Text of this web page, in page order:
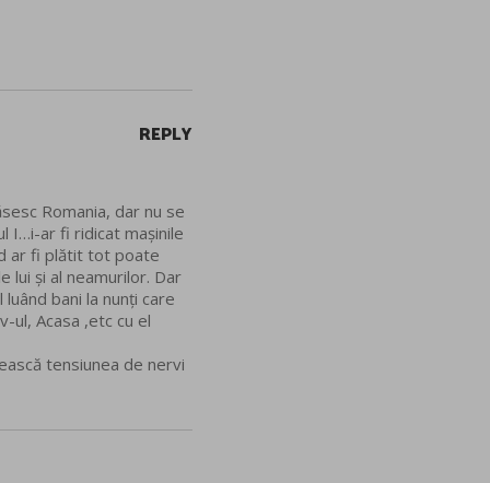
REPLY
Romania, dar nu se
I…i-ar fi ridicat mașinile
ar fi plătit tot poate
lui și al neamurilor. Dar
bani la nunți care
ul, Acasa ,etc cu el
tensiunea de nervi